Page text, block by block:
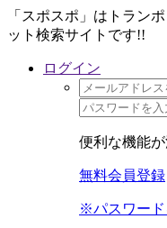
「スポスポ」はトラン
ット検索サイトです!!
ログイン
便利な機能
無料会員登録
※パスワード